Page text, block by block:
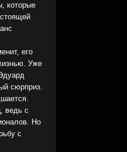
которые
его
Уже
сюрприз.
ведь с
Но
с